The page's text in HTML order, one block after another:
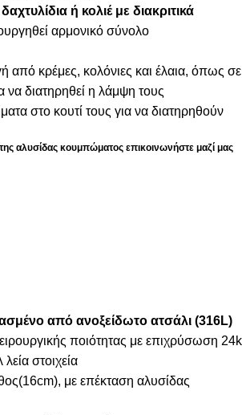
ή κολιέ με διακριτικά
αρμονικό σύνολο
από κρέμες, κολόνιες και έλαια, όπως σε
να διατηρηθεί η λάμψη τους
στο κουτί τους για να διατηρηθούν
αλυσίδας κουμπώματος επικοινωνήστε μαζί μας
από ανοξείδωτο ατσάλι (316L)
ποιότητας με επιχρύσωση 24k
στοιχεία
με επέκταση αλυσίδας